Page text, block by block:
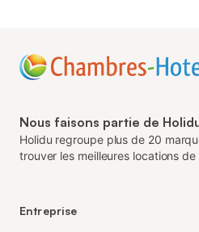
Nous faisons partie de
Holidu regroupe plus de 20
trouver les meilleures locations
Entreprise